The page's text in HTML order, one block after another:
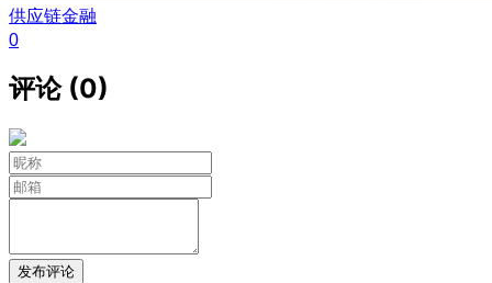
供应链金融
0
评论 (0)
发布评论